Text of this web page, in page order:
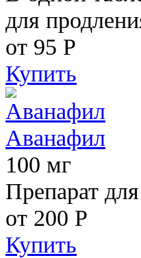
для
от 95 Р
Купить
Аванафил
100 мг
Препарат
от 200 Р
Купить